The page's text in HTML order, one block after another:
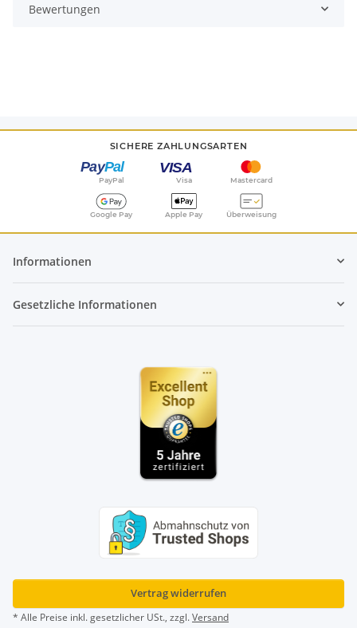
Bewertungen
SICHERE ZAHLUNGSARTEN
PayPal Visa Mastercard
Google Pay Apple Pay Überweisung
Informationen
Gesetzliche Informationen
Vertrag widerrufen
* Alle Preise inkl. gesetzlicher USt., zzgl.Versand